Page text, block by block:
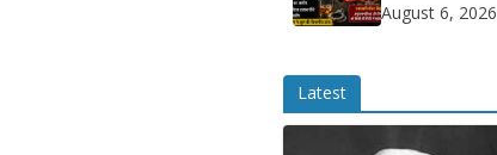
August 6, 2026
Latest